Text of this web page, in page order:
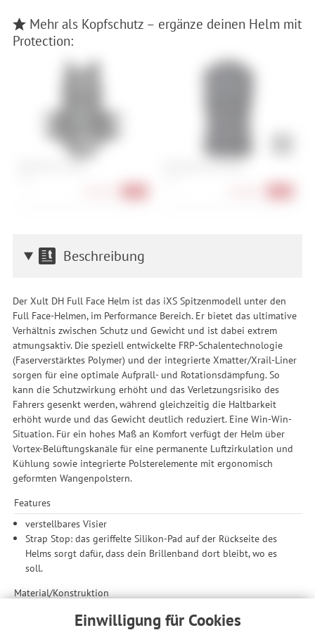
Einwilligung für Cookies
Mehr als Kopfschutz – ergänze deinen Helm mit
Protection:
POC Oseus VPD Torso
Beschreibung
Der Xult DH Full Face Helm ist das iXS Spitzenmodell unter den
Full Face-Helmen, im Performance Bereich. Er bietet das ultimative
Verhältnis zwischen Schutz und Gewicht und ist dabei extrem
atmungsaktiv. Die speziell entwickelte FRP-Schalentechnologie
(Faserverstärktes Polymer) und der integrierte Xmatter/Xrail-Liner
sorgen für eine optimale Aufprall- und Rotationsdämpfung. So
kann die Schutzwirkung erhöht und das Verletzungsrisiko des
Fahrers gesenkt werden, während gleichzeitig die Haltbarkeit
erhöht wurde und das Gewicht deutlich reduziert. Eine Win-Win-
Situation. Für ein hohes Maß an Komfort verfügt der Helm über
Vortex-Belüftungskanäle für eine permanente Luftzirkulation und
Kühlung sowie integrierte Polsterelemente mit ergonomisch
geformten Wangenpolstern.
Features
verstellbares Visier
Strap Stop: das geriffelte Silikon-Pad auf der Rückseite des
Helms sorgt dafür, dass dein Brillenband dort bleibt, wo es
soll.
Material/Konstruktion
Faserverstärktes Polymer (FRP): erhöht die Schalenfestigkeit,
ohne das Gesamtgewicht zu erhöhen. FRP ist eine